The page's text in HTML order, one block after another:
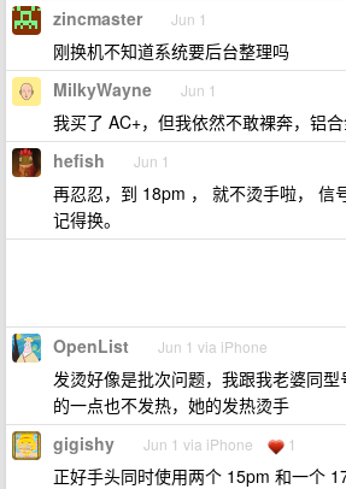
zincmaster Jun 1
刚换机不知道系统要后台整理吗
MilkyWayne Jun 1
我买了 AC+，但我依然不敢裸奔，铝合
hefish Jun 1
再忍忍，到 18pm ， 就不烫手啦， 信
记得换。
OpenList Jun 1 via iPhone
发烫好像是批次问题，我跟我老婆同
的一点也不发热，她的发热烫手
gigishy Jun 1 via iPhone 1
正好手头同时使用两个 15pm 和一个